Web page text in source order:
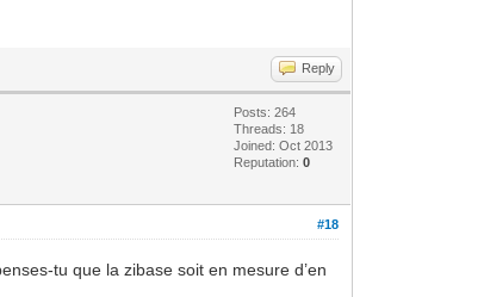
Reply
Posts: 264
Threads: 18
Joined: Oct 2013
Reputation:0
#18
tu que la zibase soit en mesure d’en